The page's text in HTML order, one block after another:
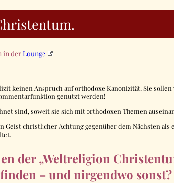
in derLounge
keinen Anspruch auf orthodoxe Kanonizität. Sie
genutzt werden!
sind, soweit sie sich mit orthodoxen Themen
christlicher Achtung gegenüber dem Nächsten
der „Weltreligion
– und nirgendwo sonst?